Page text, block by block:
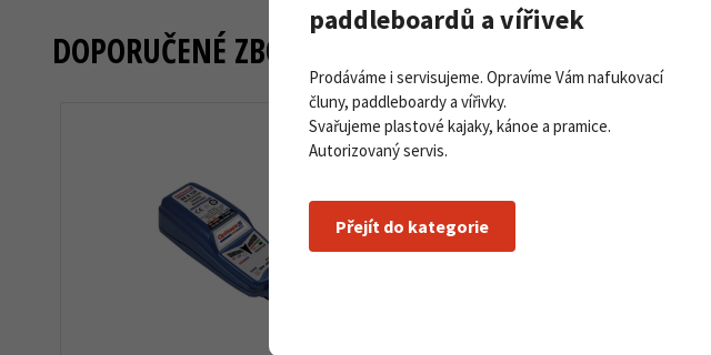
DOPORUČENÉ ZBOŽÍ
paddleboardů a vířivek
Prodáváme i servisujeme. Opravíme Vám nafukovací
čluny, paddleboardy a vířivky.
Svařujeme plastové kajaky, kánoe a pramice.
Autorizovaný servis.
Přejít do kategorie